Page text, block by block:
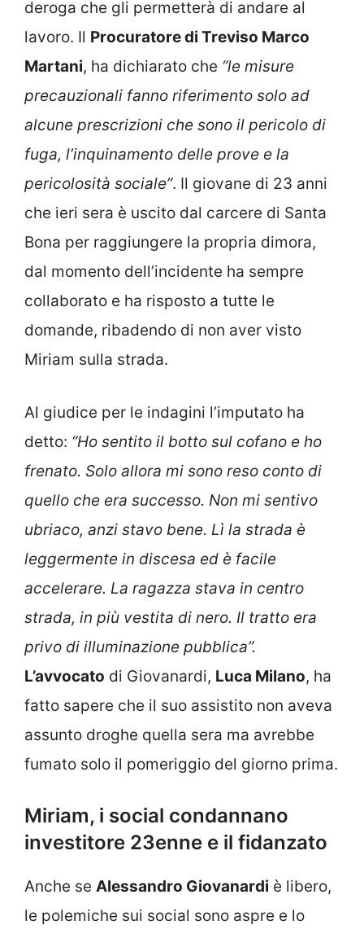
deroga che gli permetterà di andare al
lavoro. Il Procuratore di Treviso Marco
Martani, ha dichiarato che “le misure
precauzionali fanno riferimento solo ad
alcune prescrizioni che sono il pericolo di
fuga, l’inquinamento delle prove e la
pericolosità sociale”. Il giovane di 23 anni
che ieri sera è uscito dal carcere di Santa
Bona per raggiungere la propria dimora,
dal momento dell’incidente ha sempre
collaborato e ha risposto a tutte le
domande, ribadendo di non aver visto
Miriam sulla strada.
Al giudice per le indagini l’imputato ha
detto: “Ho sentito il botto sul cofano e ho
frenato. Solo allora mi sono reso conto di
quello che era successo. Non mi sentivo
ubriaco, anzi stavo bene. Lì la strada è
leggermente in discesa ed è facile
accelerare. La ragazza stava in centro
strada, in più vestita di nero. Il tratto era
privo di illuminazione pubblica”.
L’avvocato di Giovanardi, Luca Milano, ha
fatto sapere che il suo assistito non aveva
assunto droghe quella sera ma avrebbe
fumato solo il pomeriggio del giorno prima.
Miriam, i social condannano
investitore 23enne e il fidanzato
Anche se Alessandro Giovanardi è libero,
le polemiche sui social sono aspre e lo